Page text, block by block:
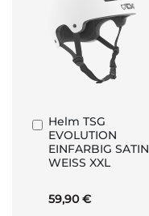
Helm TSG
EVOLUTION
EINFARBIG SATIN
WEISS XXL
59,90 €
In
den
Warenkorb